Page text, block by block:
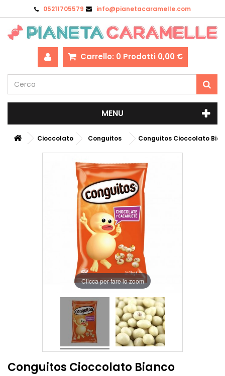
05211705579 info@pianetacaramelle.com
Carrello: 0 Prodotti 0,00 €
MENU
Cioccolato Conguitos Conguitos Cioccolato
Clicca per fare lo zoom
Conguitos Cioccolato Bianco